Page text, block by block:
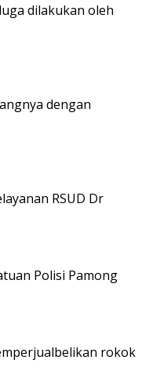
dilakukan oleh
dengan
RSUD Dr
Polisi Pamong
rokok